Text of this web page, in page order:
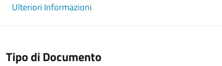
Ulteriori Informazioni
Tipo di Documento